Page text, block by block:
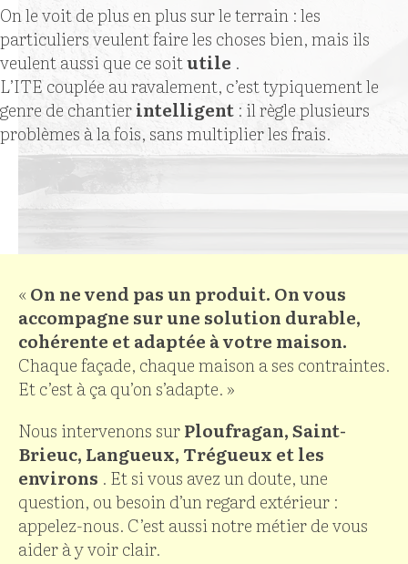
On le voit de plus en plus sur le terrain : les
particuliers veulent faire les choses bien, mais ils
veulent aussi que ce soitutile .
L’ITE couplée au ravalement, c’est typiquement le
genre de chantierintelligent : il règle plusieurs
problèmes à la fois, sans multiplier les frais.
«On ne vend pas un produit. On vous
accompagne sur une solution durable,
cohérente et adaptée à votre maison.
Chaque façade, chaque maison a ses contraintes.
Et c’est à ça qu’on s’adapte. »
Nous intervenons surPloufragan, Saint-
Brieuc, Langueux, Trégueux et les
environs . Et si vous avez un doute, une
question, ou besoin d’un regard extérieur :
appelez-nous. C’est aussi notre métier de vous
aider à y voir clair.